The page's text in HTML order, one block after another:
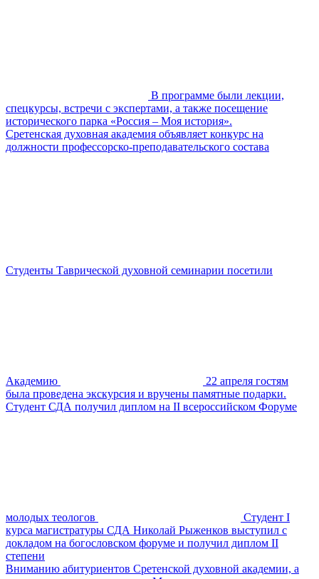
В программе были лекции,
спецкурсы, встречи с экспертами, а также посещение
исторического парка «Россия – Моя история».
Сретенская духовная академия объявляет конкурс на
должности профессорско-преподавательского состава
Студенты Таврической духовной семинарии посетили
Академию
22 апреля гостям
была проведена экскурсия и вручены памятные подарки.
Студент СДА получил диплом на II всероссийском Форуме
молодых теологов
Студент I
курса магистратуры СДА Николай Рыженков выступил с
докладом на богословском форуме и получил диплом II
степени
Вниманию абитуриентов Сретенской духовной академии, а